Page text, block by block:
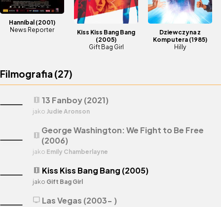
Hannibal (2001)
News Reporter
Kiss Kiss Bang Bang
(2005)
Gift Bag Girl
Dziewczyna z
Komputera (1985)
Hilly
Filmografia (27)
theaters Kiss Kiss Bang Bang (2005)
jako Gift Bag Girl
theaters 13 Fanboy (2021)
jako Judie Aronson
theaters George Washington: We Fight to Be Free
(2006)
jako Emily Chamberlayne
tv Las Vegas (2003- )